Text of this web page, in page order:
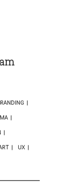
UX